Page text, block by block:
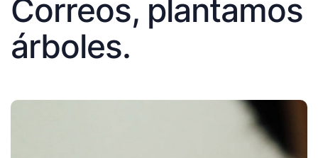
Correos, plantamos
árboles.